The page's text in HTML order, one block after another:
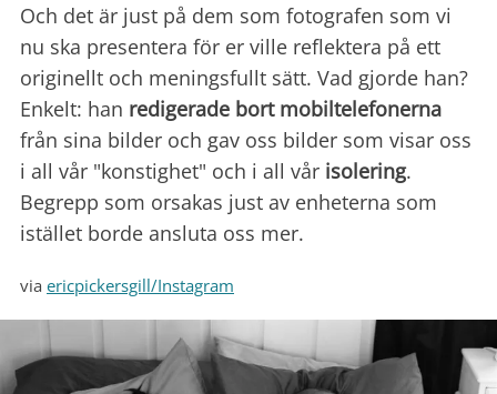
Och det är just på dem som fotografen som vi
nu ska presentera för er ville reflektera på ett
originellt och meningsfullt sätt. Vad gjorde han?
Enkelt: han redigerade bort mobiltelefonerna
från sina bilder och gav oss bilder som visar oss
i all vår "konstighet" och i all vår isolering.
Begrepp som orsakas just av enheterna som
istället borde ansluta oss mer.
via ericpickersgill/Instagram